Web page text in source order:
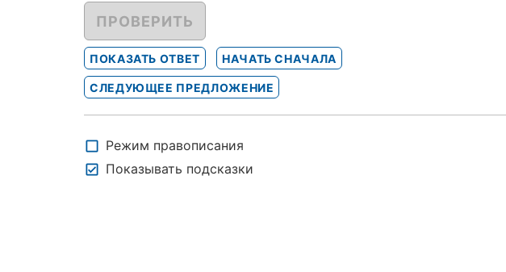
ПРОВЕРИТЬ
ПОКАЗАТЬ ОТВЕТ НАЧАТЬ СНАЧАЛА
СЛЕДУЮЩЕЕ ПРЕДЛОЖЕНИЕ
Режим правописания
Показывать подсказки